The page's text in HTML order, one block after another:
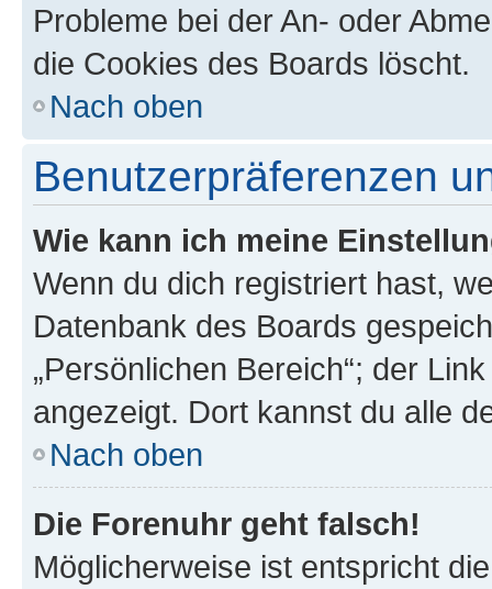
Probleme bei der An- oder
die Cookies des Boards löscht.
Nach oben
Benutzerpräferenzen
Wie kann ich meine
Wenn du dich registriert hast,
Datenbank des Boards
„Persönlichen Bereich“; der
angezeigt. Dort kannst du alle
Nach oben
Die Forenuhr geht falsch!
Möglicherweise ist entspricht